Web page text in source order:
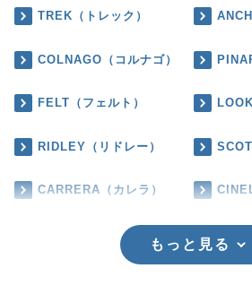
TREK（トレック）
COLNAGO（コルナゴ）
FELT（フェルト）
RIDLEY（リドレー）
CARRERA（カレラ）
もっと見る